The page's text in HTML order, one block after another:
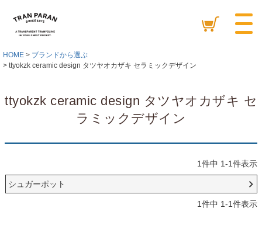
HOME
ブランドから選ぶ
ttyokzk ceramic design タツヤオカザキ セラミックデザイン
ttyokzk ceramic design タツヤオカザキ セ
ラミックデザイン
1件中 1-1件表示
シュガーポット
1件中 1-1件表示